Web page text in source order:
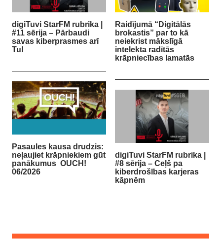
digiTuvi StarFM rubrika |
#11 sērija – Pārbaudi
savas kiberprasmes arī
Tu!
Raidījumā “Digitālās
brokastis” par to kā
neiekrist mākslīgā
intelekta radītās
krāpniecības lamatās
Pasaules kausa drudzis:
neļaujiet krāpniekiem gūt
panākumus OUCH!
06/2026
digiTuvi StarFM rubrika |
#8 sērija – Ceļš pa
kiberdrošības karjeras
kāpnēm